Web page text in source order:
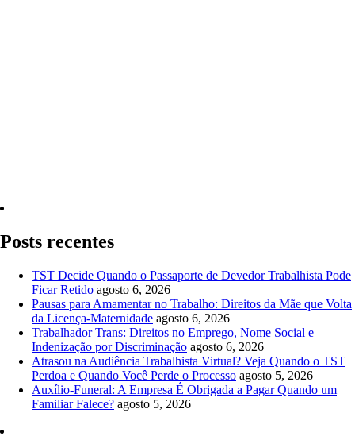
Posts recentes
TST Decide Quando o Passaporte de Devedor Trabalhista Pode
Ficar Retido agosto 6, 2026
Pausas para Amamentar no Trabalho: Direitos da Mãe que Volta
da Licença-Maternidade agosto 6, 2026
Trabalhador Trans: Direitos no Emprego, Nome Social e
Indenização por Discriminação agosto 6, 2026
Atrasou na Audiência Trabalhista Virtual? Veja Quando o TST
Perdoa e Quando Você Perde o Processo agosto 5, 2026
Auxílio-Funeral: A Empresa É Obrigada a Pagar Quando um
Familiar Falece? agosto 5, 2026